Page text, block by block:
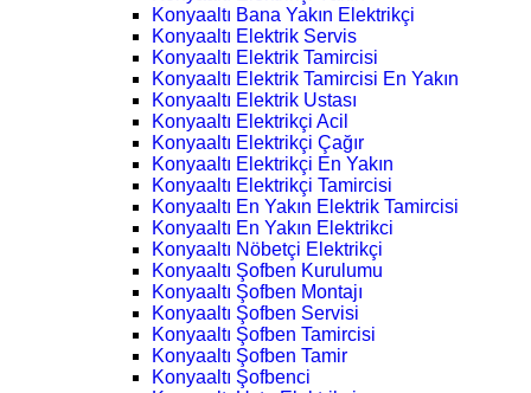
Konyaaltı Bana Yakın Elektrikçi
Konyaaltı Elektrik Servis
Konyaaltı Elektrik Tamircisi
Konyaaltı Elektrik Tamircisi En Yakın
Konyaaltı Elektrik Ustası
Konyaaltı Elektrikçi Acil
Konyaaltı Elektrikçi Çağır
Konyaaltı Elektrikçi En Yakın
Konyaaltı Elektrikçi Tamircisi
Konyaaltı En Yakın Elektrik Tamircisi
Konyaaltı En Yakın Elektrikci
Konyaaltı Nöbetçi Elektrikçi
Konyaaltı Şofben Kurulumu
Konyaaltı Şofben Montajı
Konyaaltı Şofben Servisi
Konyaaltı Şofben Tamircisi
Konyaaltı Şofben Tamir
Konyaaltı Şofbenci